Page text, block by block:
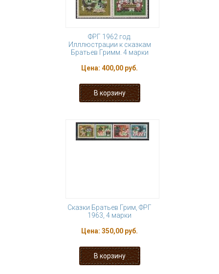
ФРГ 1962 год.
Илллюстрации к сказкам
Братьев Гримм. 4 марки
Цена: 400,00 руб.
Сказки Братьев Грим, ФРГ
1963, 4 марки
Цена: 350,00 руб.